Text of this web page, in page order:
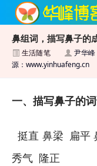
搜索引擎优化技术
鼻组词，描写鼻子的
生活随笔 尹华峰
源：www.yinhuafeng.cn
一、描写鼻子的词
挺直 鼻梁 扁平
秀气 隆正